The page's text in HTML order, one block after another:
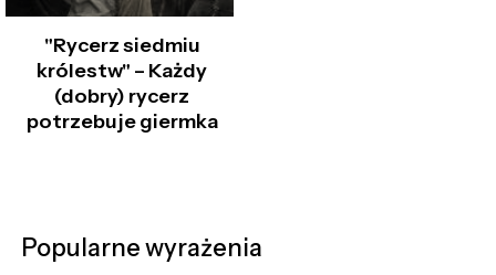
"Rycerz siedmiu
królestw" – Każdy
(dobry) rycerz
potrzebuje giermka
Popularne wyrażenia